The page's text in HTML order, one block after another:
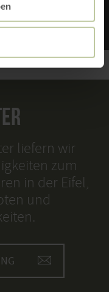
liefern wir
zum
in der Eifel,
und